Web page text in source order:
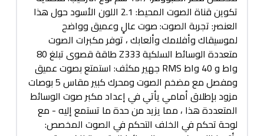
تكوين قناة الصوت المحيط: 2.1 اللون الأسود حول هذا
العنصر: تجربة الصوت: صوت عالٍ وعميق وواضح
لموسيقاك وأفلامك وألعابك ، توفر مكبرات الصوت
متعددة الوسائط السلكية Z333 طاقة قصوى تبلغ 80
واط و 40 واط RMS جهير مكثف: استمتع بصوت عميق
ومفصل مع مضخم الصوت ومحرك كبير مقاس 5 بوصات
مزود بإطلاق أمامي يأتي في إعداد مكبر صوت الوسائط
المتعددة هذا ، مما يزيد من حدة ما تستمع إليه - مع
لوحة تحكم في الخلف التحكم في الصوت المخصص: